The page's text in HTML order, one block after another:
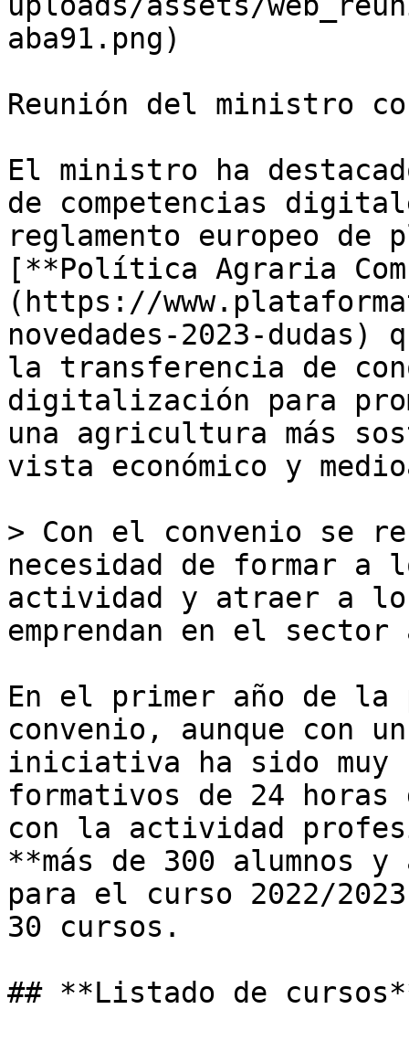
aba91.png)
Reunión del ministro
El ministro ha
de competencias
reglamento europeo
[**Política Agraria
(https://
novedades-2023-
la transferencia de
digitalización para
una agricultura más
vista económico y
> Con el convenio se
necesidad de formar a
actividad y atraer a
emprendan en el
En el primer año de la
convenio, aunque con
iniciativa ha sido muy
formativos de 24 horas
con la actividad
**más de 300 alumnos
para el curso 2022/
30 cursos.
## **Listado de